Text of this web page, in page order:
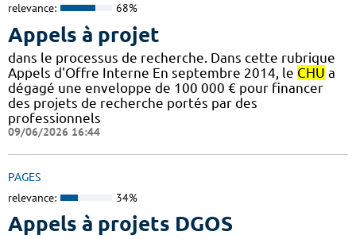
relevance: 68%
Appels à projet
dans le processus de recherche. Dans cette rubrique
Appels d'Offre Interne En septembre 2014, le CHU a
dégagé une enveloppe de 100 000 € pour financer
des projets de recherche portés par des
professionnels
09/06/2026 16:44
PAGES
relevance: 34%
Appels à projets DGOS